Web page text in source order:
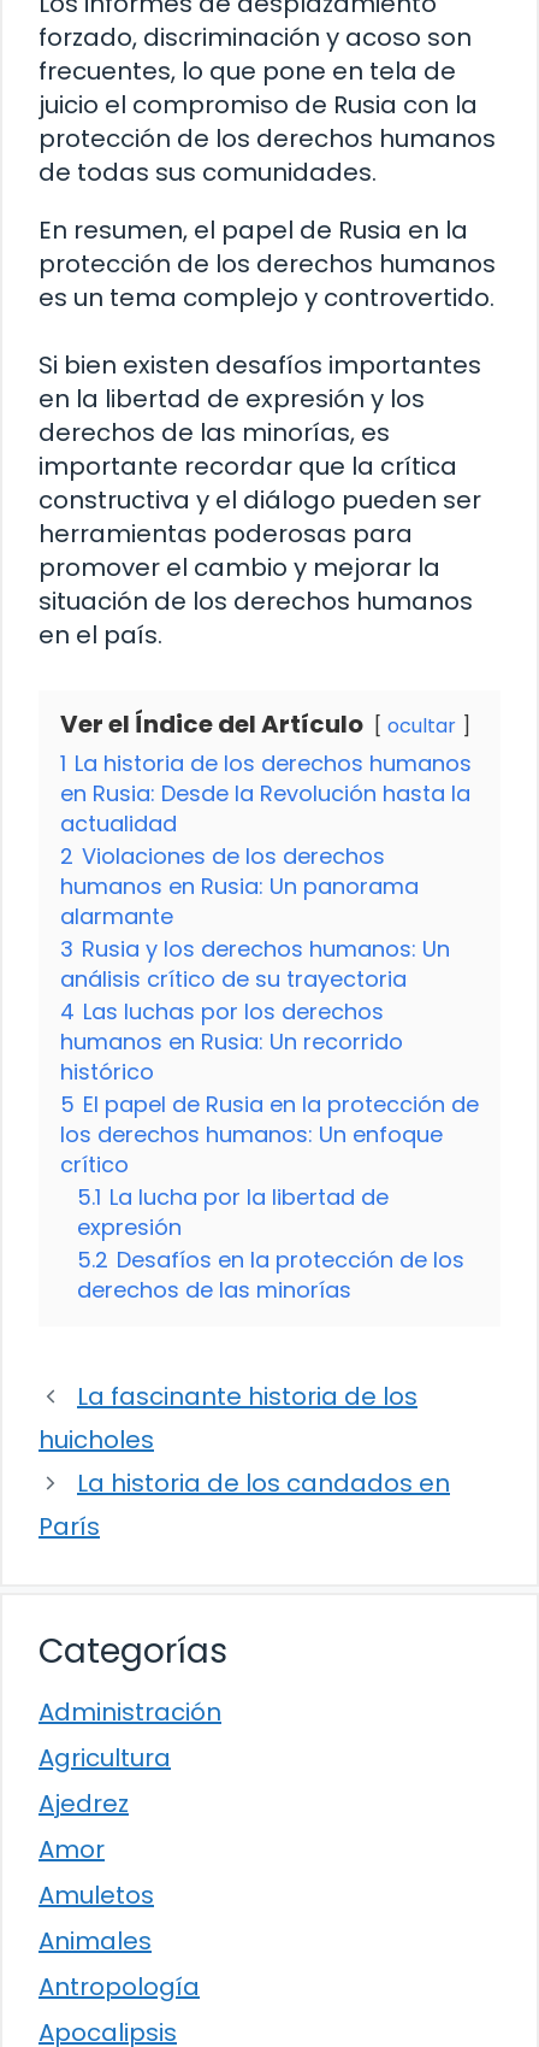
forzado, discriminación y acoso son
frecuentes, lo que pone en tela de
juicio el compromiso de Rusia con la
protección de los derechos humanos
de todas sus comunidades.
En resumen, el papel de Rusia en la
protección de los derechos humanos
es un tema complejo y controvertido.
Si bien existen desafíos importantes
en la libertad de expresión y los
derechos de las minorías, es
importante recordar que la crítica
constructiva y el diálogo pueden ser
herramientas poderosas para
promover el cambio y mejorar la
situación de los derechos humanos
en el país.
Ver el Índice del Artículo ocultar
1 La historia de los derechos humanos
en Rusia: Desde la Revolución hasta la
actualidad
2 Violaciones de los derechos
humanos en Rusia: Un panorama
alarmante
3 Rusia y los derechos humanos: Un
análisis crítico de su trayectoria
4 Las luchas por los derechos
humanos en Rusia: Un recorrido
histórico
5 El papel de Rusia en la protección de
los derechos humanos: Un enfoque
crítico
5.1 La lucha por la libertad de
expresión
5.2 Desafíos en la protección de los
derechos de las minorías
La fascinante historia de los
huicholes
La historia de los candados en
París
Categorías
Administración
Agricultura
Ajedrez
Amor
Amuletos
Animales
Antropología
Apocalipsis